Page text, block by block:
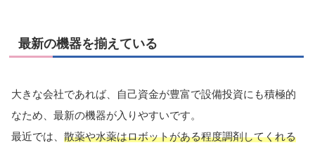
最新の機器を揃えている
大きな会社であれば、自己資金が豊富で設備投資にも積極的
なため、最新の機器が入りやすいです。
最近では、 散薬や水薬はロボットがある程度調剤してくれる